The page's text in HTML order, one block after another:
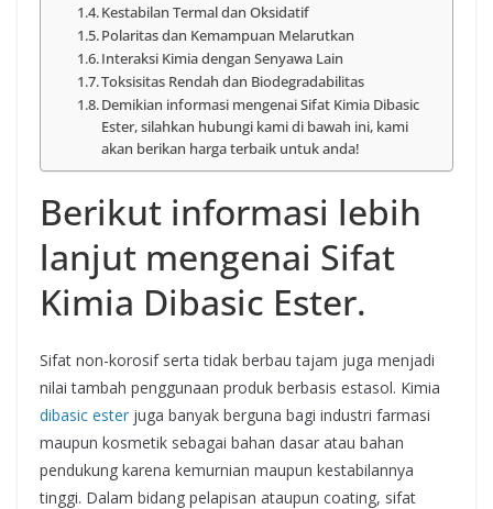
Kestabilan Termal dan Oksidatif
Polaritas dan Kemampuan Melarutkan
Interaksi Kimia dengan Senyawa Lain
Toksisitas Rendah dan Biodegradabilitas
Demikian informasi mengenai Sifat Kimia Dibasic
Ester, silahkan hubungi kami di bawah ini, kami
akan berikan harga terbaik untuk anda!
Berikut informasi lebih
lanjut mengenai Sifat
Kimia Dibasic Ester.
Sifat non-korosif serta tidak berbau tajam juga menjadi
nilai tambah penggunaan produk berbasis estasol. Kimia
dibasic ester juga banyak berguna bagi industri farmasi
maupun kosmetik sebagai bahan dasar atau bahan
pendukung karena kemurnian maupun kestabilannya
tinggi. Dalam bidang pelapisan ataupun coating, sifat